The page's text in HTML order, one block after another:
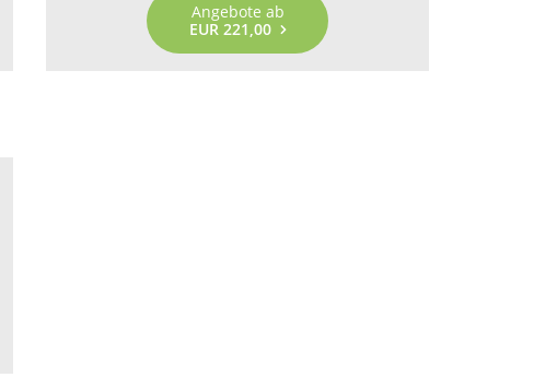
Angebote ab
EUR 221,00